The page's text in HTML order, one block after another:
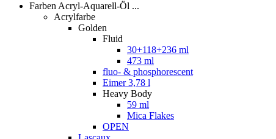
Farben Acryl-Aquarell-Öl ...
Acrylfarbe
Golden
Fluid
30+118+236 ml
473 ml
fluo- & phosphorescent
Eimer 3,78 l
Heavy Body
59 ml
Mica Flakes
OPEN